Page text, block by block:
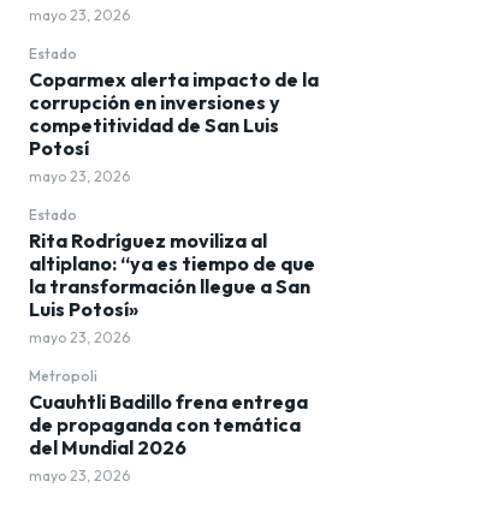
mayo 23, 2026
Estado
Coparmex alerta impacto de la
corrupción en inversiones y
competitividad de San Luis
Potosí
mayo 23, 2026
Estado
Rita Rodríguez moviliza al
altiplano: “ya es tiempo de que
la transformación llegue a San
Luis Potosí»
mayo 23, 2026
Metropoli
Cuauhtli Badillo frena entrega
de propaganda con temática
del Mundial 2026
mayo 23, 2026